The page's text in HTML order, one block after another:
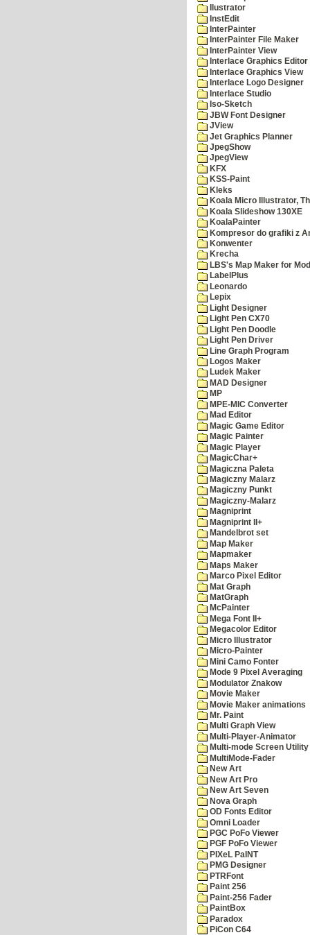
Ilustrator
InstEdit
InterPainter
InterPainter File Maker
InterPainter View
Interlace Graphics Editor
Interlace Graphics View
Interlace Logo Designer
Interlace Studio
Iso-Sketch
JBW Font Designer
JView
Jet Graphics Planner
JpegShow
JpegView
KFX
KSS-Paint
Kleks
Koala Micro Illustrator,
Koala Slideshow 130XE
KoalaPainter
Kompresor do grafiki z
Konwenter
Krecha
LBS's Map Maker for
LabelPlus
Leonardo
Lepix
Light Designer
Light Pen CX70
Light Pen Doodle
Light Pen Driver
Line Graph Program
Logos Maker
Ludek Maker
MAD Designer
MP
MPE-MIC Converter
Mad Editor
Magic Game Editor
Magic Painter
Magic Player
MagicChar+
Magiczna Paleta
Magiczny Malarz
Magiczny Punkt
Magiczny-Malarz
Magniprint
Magniprint II+
Mandelbrot set
Map Maker
Mapmaker
Maps Maker
Marco Pixel Editor
Mat Graph
MatGraph
McPainter
Mega Font II+
Megacolor Editor
Micro Illustrator
Micro-Painter
Mini Camo Fonter
Mode 9 Pixel Averaging
Modulator Znakow
Movie Maker
Movie Maker animations
Mr. Paint
Multi Graph View
Multi-Player-Animator
Multi-mode Screen Utility
MultiMode-Fader
New Art
New Art Pro
New Art Seven
Nova Graph
OD Fonts Editor
Omni Loader
PGC PoFo Viewer
PGF PoFo Viewer
PIXeL PaINT
PMG Designer
PTRFont
Paint 256
Paint-256 Fader
PaintBox
Paradox
PiCon C64